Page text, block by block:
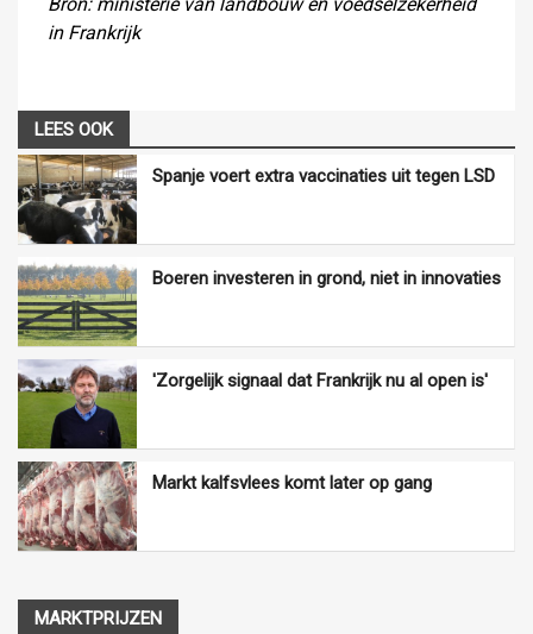
in Frankrijk
LEES OOK
Spanje voert extra vaccinaties uit tegen LSD
Boeren investeren in grond, niet in innovaties
'Zorgelijk signaal dat Frankrijk nu al open is'
Markt kalfsvlees komt later op gang
MARKTPRIJZEN